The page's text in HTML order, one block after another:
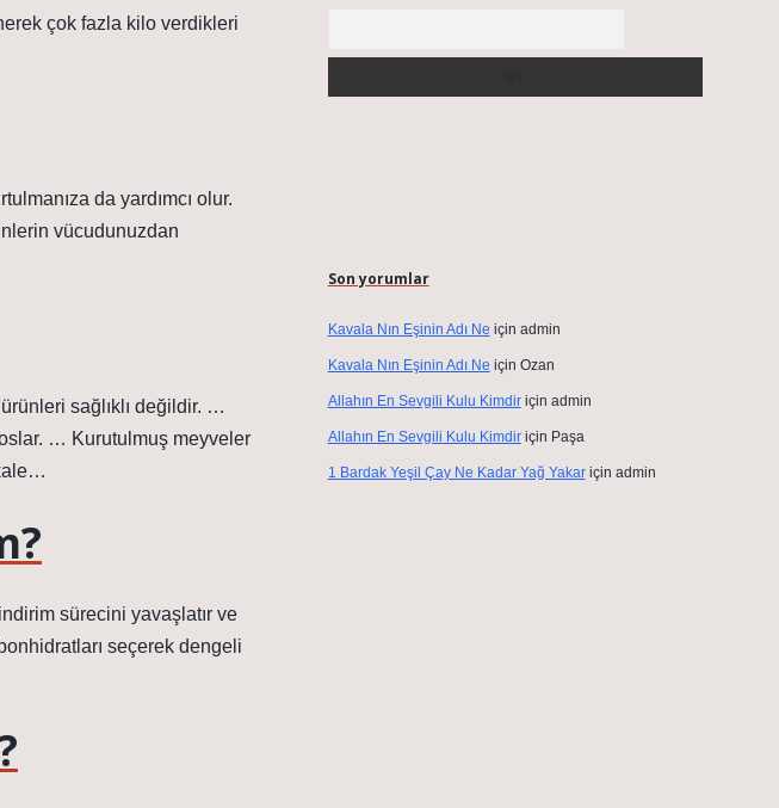
çok fazla kilo verdikleri
da yardımcı olur.
vücudunuzdan
sağlıklı değildir. …
… Kurutulmuş meyveler
sürecini yavaşlatır ve
seçerek dengeli
Son yorumlar
Kavala Nın Eşinin Adı Ne için admin
Kavala Nın Eşinin Adı Ne için Ozan
Allahın En Sevgili Kulu Kimdiriçin admin
Allahın En Sevgili Kulu Kimdiriçin Paşa
1 Bardak Yeşil Çay Ne Kadar Yağ Yakariçin admin